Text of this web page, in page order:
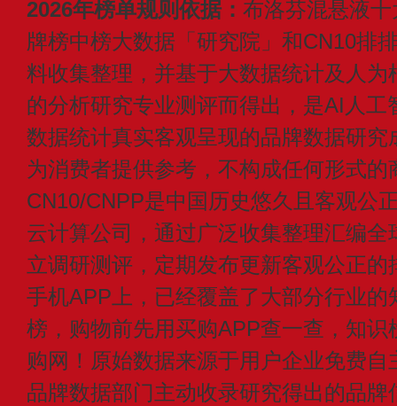
2026年榜单规则依据： 布洛芬混悬液
牌榜中榜大数据「研究院」和CN10排
料收集整理，并基于大数据统计及人
的分析研究专业测评而得出，是AI人
数据统计真实客观呈现的品牌数据研
为消费者提供参考，不构成任何形式
CN10/CNPP是中国历史悠久且客观公
云计算公司，通过广泛收集整理汇编
立调研测评，定期发布更新客观公正
手机APP上，已经覆盖了大部分行业
榜，购物前先用买购APP查一查，知
购网！原始数据来源于用户企业免费
品牌数据部门主动收录研究得出的品